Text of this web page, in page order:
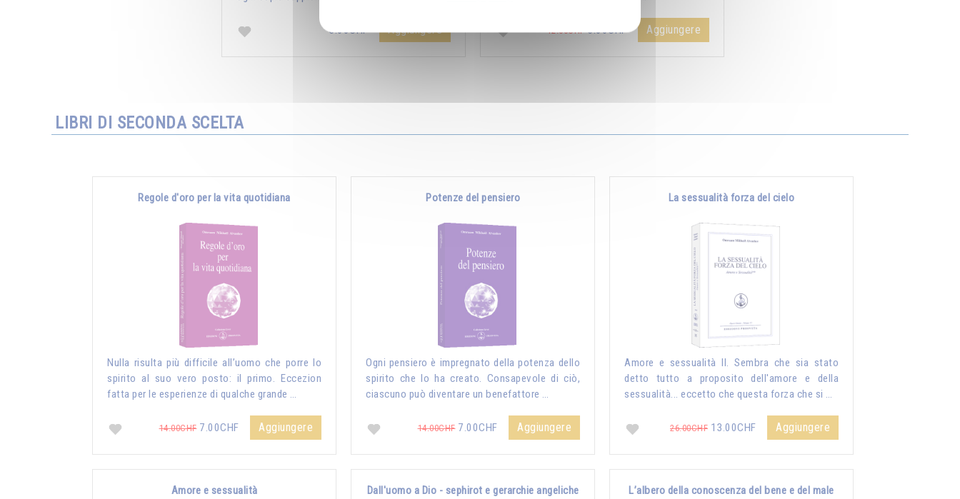
5.00CHF Aggiungere 12.00CHF5.00CHF Aggiungere
LIBRI DI SECONDA SCELTA
Regole d'oro per la vita quotidiana
Nulla risulta più difficile all’uomo che porre lo
spirito al suo vero posto: il primo. Eccezion
fatta per le esperienze di qualche grande …
14.00CHF7.00CHF Aggiungere
Potenze del pensiero
Ogni pensiero è impregnato della potenza dello
spirito che lo ha creato. Consapevole di ciò,
ciascuno può diventare un benefattore …
14.00CHF7.00CHF Aggiungere
La sessualità forza del cielo
Amore e sessualità II. Sembra che sia stato
detto tutto a proposito dell'amore e della
sessualità... eccetto che questa forza che si …
26.00CHF 13.00CHF Aggiungere
Amore e sessualità Dall'uomo a Dio - sephirot e gerarchie angeliche L’albero della conoscenza del bene e del male